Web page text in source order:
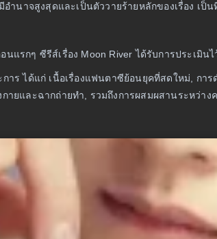
นาจสูงสุดและเป็นตัววายร้ายหลักของเรื่อง เป็
แรกๆ ซีรีส์เรื่อง Moon River ได้รับการประเมินไ
าร ได้แก่ เนื้อเรื่องแฟนตาซีย้อนยุคที่สดใหม่, กา
ายและฉากถ่ายทำ, รวมถึงการผสมผสานระหว่